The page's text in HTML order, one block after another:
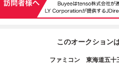
このオークション
ファミコン 東海道五